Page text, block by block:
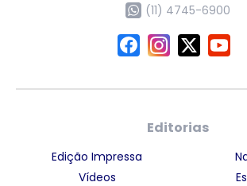
(11) 4745-6900
Editorias
Edição Impressa
Vídeos